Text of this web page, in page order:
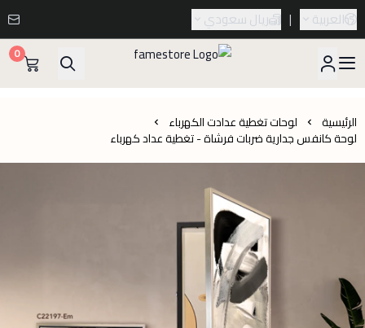
العربية | ريال سعودي
0
الرئيسية لوحات تغطية عدادت الكهرباء
لوحة كانفس جدارية ضربات فرشاة - تغطية عداد كهرباء